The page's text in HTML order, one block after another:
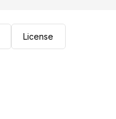
License